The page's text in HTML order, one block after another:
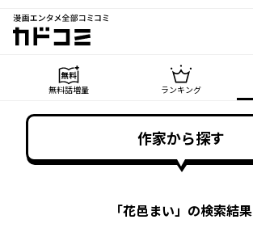
漫画エンタメ全部コミコミ
カドコミ
無料話増量 ランキング
作家から探す
「花邑まい」の検索結果